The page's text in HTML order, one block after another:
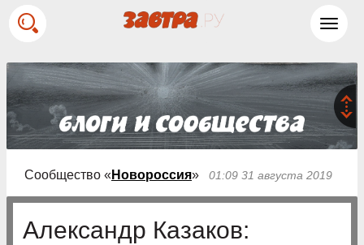
Сообщество « Новороссия» 01:09 31 августа 2019
Александр Казаков: